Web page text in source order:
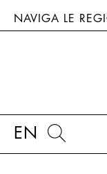
NAVIGA LE
EN